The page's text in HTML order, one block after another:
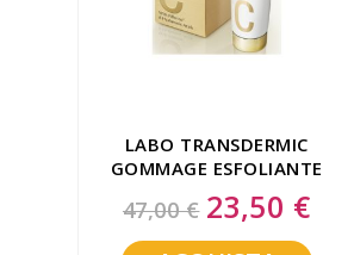
LABO TRANSDERMIC
GOMMAGE ESFOLIANTE
LEVIGANTE 75 ML
47,00 € Special
Price
23,50 €